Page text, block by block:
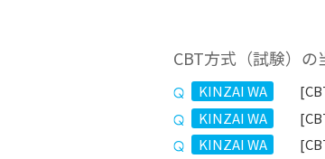
CBT方式（試験）の
KINZAI WA
KINZAI WA
KINZAI WA